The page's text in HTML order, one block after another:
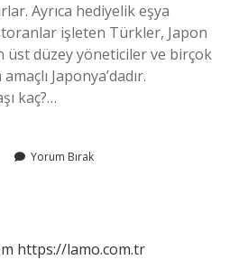
Ayrıca hediyelik eşya
işleten Türkler, Japon
üst düzey yöneticiler ve birçok
Japonya’dadır.
kaç?…
Yorum Bırak
https://lamo.com.tr